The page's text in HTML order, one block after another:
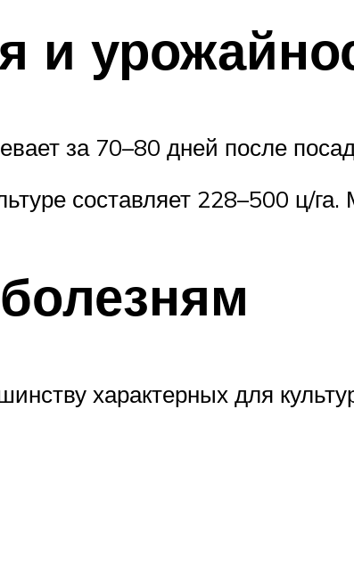
и
за 70–80 дней после
составляет 228–500 ц/
характерных для